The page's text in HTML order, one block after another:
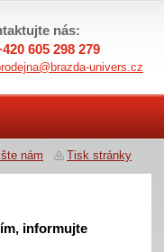
nás:
605 298 279
univers.cz
nám Tisk stránky
informujte